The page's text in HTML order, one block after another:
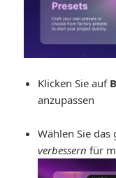
Klicken Sie auf
anzupassen
Wählen Sie das
verbessern für